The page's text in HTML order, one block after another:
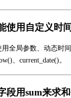
使用自定义时
全局参数、动态时
、current_date()。
段用sum来求